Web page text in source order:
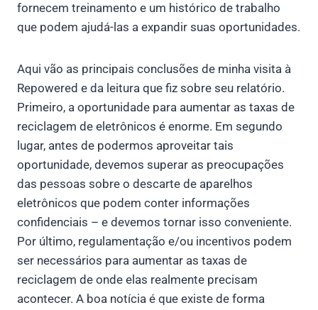
fornecem treinamento e um histórico de trabalho
que podem ajudá-las a expandir suas oportunidades.
Aqui vão as principais conclusões de minha visita à
Repowered e da leitura que fiz sobre seu relatório.
Primeiro, a oportunidade para aumentar as taxas de
reciclagem de eletrônicos é enorme. Em segundo
lugar, antes de podermos aproveitar tais
oportunidade, devemos superar as preocupações
das pessoas sobre o descarte de aparelhos
eletrônicos que podem conter informações
confidenciais – e devemos tornar isso conveniente.
Por último, regulamentação e/ou incentivos podem
ser necessários para aumentar as taxas de
reciclagem de onde elas realmente precisam
acontecer. A boa notícia é que existe de forma